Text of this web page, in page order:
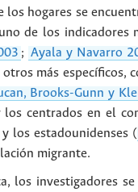
hogares se
de los
; Ayala y Navarro
más
Brooks-Gunn y
centrados en el
y los estadounidenses (
migrante.
los investigadores